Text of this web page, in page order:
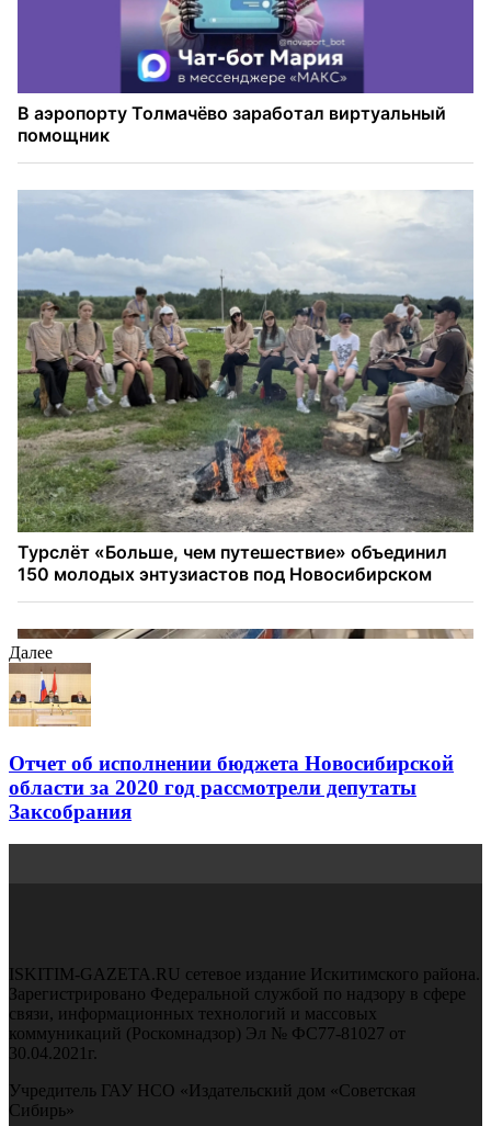
Далее
Отчет об исполнении бюджета Новосибирской
области за 2020 год рассмотрели депутаты
Заксобрания
ISKITIM-GAZETA.RU сетевое издание Искитимского района.
Зарегистрировано Федеральной службой по надзору в сфере
связи, информационных технологий и массовых
коммуникаций (Роскомнадзор) Эл № ФС77-81027 от
30.04.2021г.
Учредитель ГАУ НСО «Издательский дом «Советская
Сибирь»